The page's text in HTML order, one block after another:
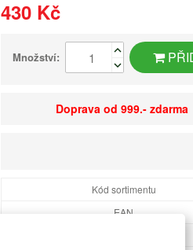
430 Kč
Množství:
Doprava od 999.- zdarma
Kód sortimentu
EAN